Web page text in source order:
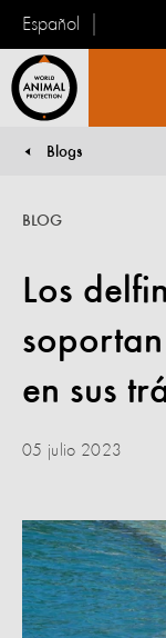
Español
Animal
You are here:
Blogs
Los
en sus
BLOG
05 julio 2023